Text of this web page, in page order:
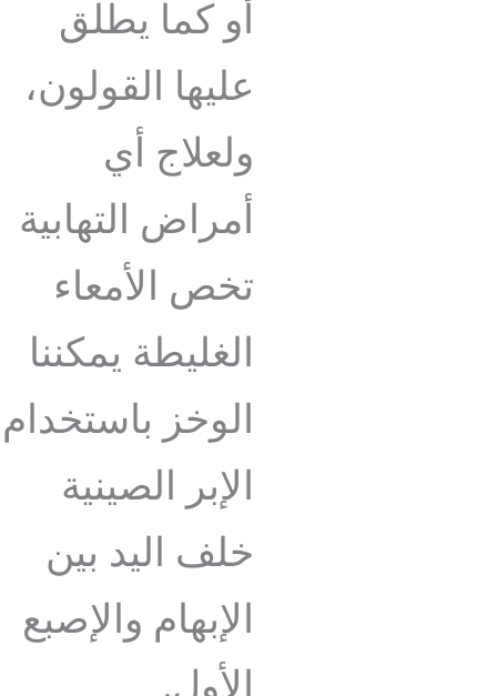
أو كما يطلق
عليها القولون،
ولعلاج أي
أمراض التهابية
تخص الأمعاء
الغليطة يمكننا
الوخز باستخدام
الإبر الصينية
خلف اليد بين
الإبهام والإصبع